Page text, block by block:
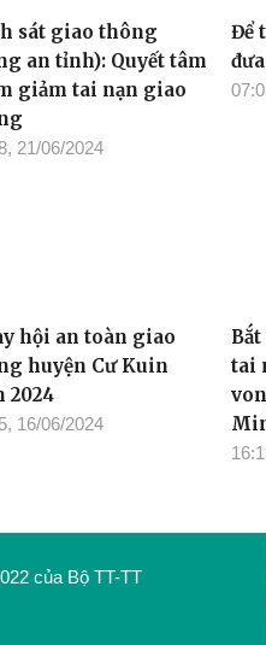
sát giao thông
an tỉnh): Quyết tâm
giảm tai nạn giao
21/06/2024
Để
hội an toàn giao
huyện Cư Kuin
2024
16/06/2024
tai
của Bộ TT-TT